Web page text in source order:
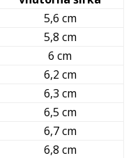
5,6 cm
5,8 cm
6 cm
6,2 cm
6,3 cm
6,5 cm
6,7 cm
6,8 cm